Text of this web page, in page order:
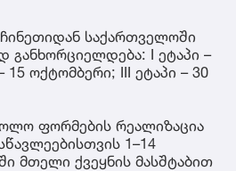
საქართველოში
განხორციელდება: I ეტაპი –
15 ოქტომბერი; III ეტაპი – 30
ფორმების რეალიზაცია
1–14
მთელი ქვეყნის მასშტაბით